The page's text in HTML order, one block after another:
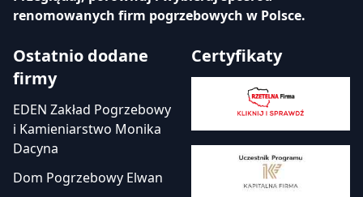
renomowanych firm pogrzebowych w Polsce.
Ostatnio dodane
firmy
EDEN Zakład Pogrzebowy
i Kamieniarstwo Monika
Dacyna
Dom Pogrzebowy Elwan
Certyfikaty